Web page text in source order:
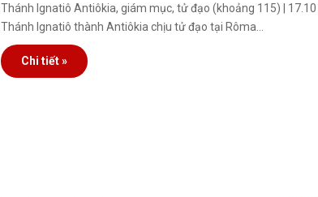
Thánh Ignatiô Antiôkia, giám mục, tử đạo (khoảng 115) | 17.10
Thánh Ignatiô thành Antiôkia chịu tử đạo tại Rôma…
Chi tiết »